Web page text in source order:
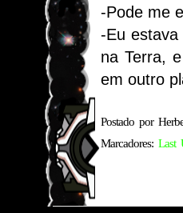
-Pode me
-Eu estava
na Terra,
em outro
Postado por
Marcadores: Last